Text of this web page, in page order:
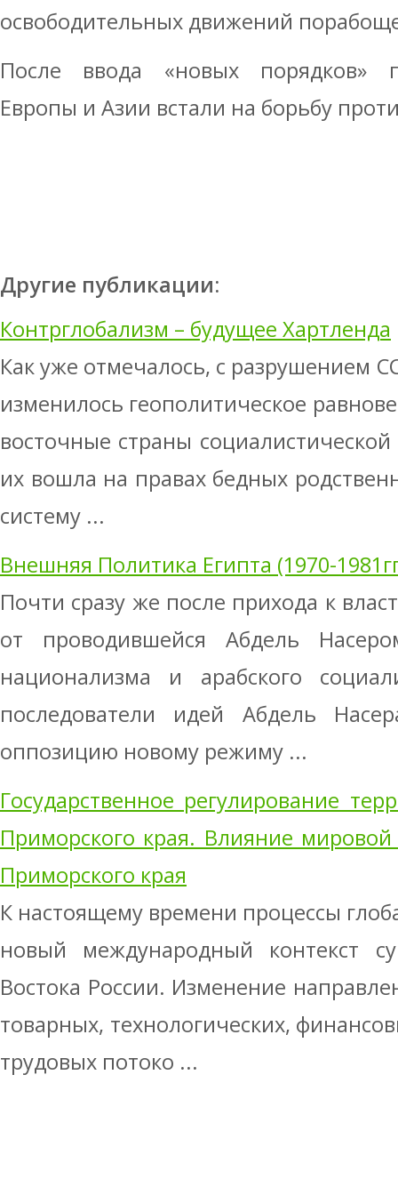
освободительных движений
После ввода «новых порядков»
Европы и Азии встали на борьбу
Другие публикации:
Контрглобализм – будущее Хартленда
Как уже отмечалось, с разрушением
изменилось геополитическое
восточные страны
их вошла на правах бедных
систему ...
Внешняя Политика Египта (1970-
Почти сразу же после прихода к
от проводившейся Абдель
национализма и арабского
последователи идей Абдель
оппозицию новому режиму ...
Государственное регулирование
Приморского края. Влияние
Приморского края
К настоящему времени процессы
новый международный контекст
Востока России. Изменение
товарных, технологических,
трудовых потоко ...